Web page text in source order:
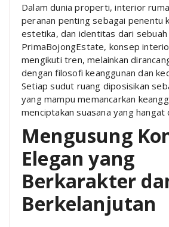
Dalam dunia properti, interior
peranan penting sebagai penentu
estetika, dan identitas dari sebuah
PrimaBojongEstate, konsep
mengikuti tren, melainkan
dengan filosofi keanggunan dan
Setiap sudut ruang diposisikan
yang mampu memancarkan
menciptakan suasana yang hangat
Mengusung
Elegan yang
Berkarakter
Berkelanjutan